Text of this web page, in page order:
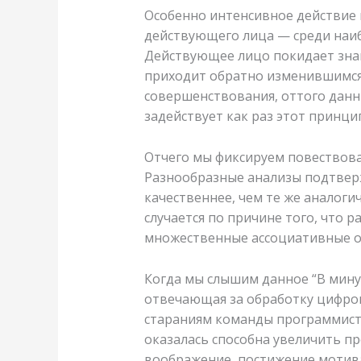
Особенно интенсивное
действующего лица — среди
Действующее лицо покидает
приходит обратно
совершенствования, оттого
задействует как раз этот
Отчего мы фиксируем
Разнообразные анализы
качественнее, чем те же
случается по причине того, что
множественные ассоциативные
Когда мы слышим данное “В
отвечающая за обработку
стараниям команды
оказалась способна увеличить